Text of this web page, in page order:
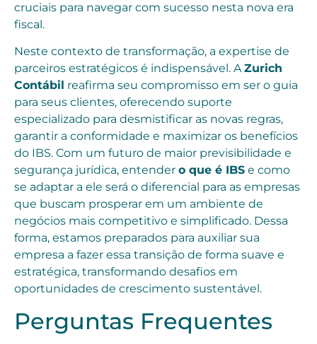
cruciais para navegar com sucesso nesta nova era
fiscal.
Neste contexto de transformação, a expertise de
parceiros estratégicos é indispensável. AZurich
Contábil reafirma seu compromisso em ser o guia
para seus clientes, oferecendo suporte
especializado para desmistificar as novas regras,
garantir a conformidade e maximizar os benefícios
do IBS. Com um futuro de maior previsibilidade e
segurança jurídica, entender o que é IBS e como
se adaptar a ele será o diferencial para as empresas
que buscam prosperar em um ambiente de
negócios mais competitivo e simplificado. Dessa
forma, estamos preparados para auxiliar sua
empresa a fazer essa transição de forma suave e
estratégica, transformando desafios em
oportunidades de crescimento sustentável.
Perguntas Frequentes